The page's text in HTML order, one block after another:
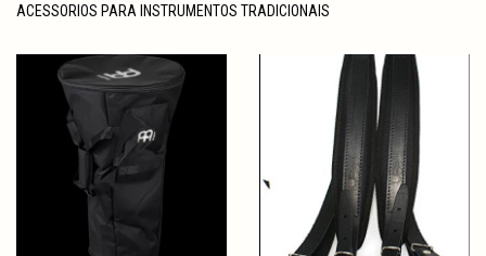
ACESSORIOS PARA INSTRUMENTOS TRADICIONAIS